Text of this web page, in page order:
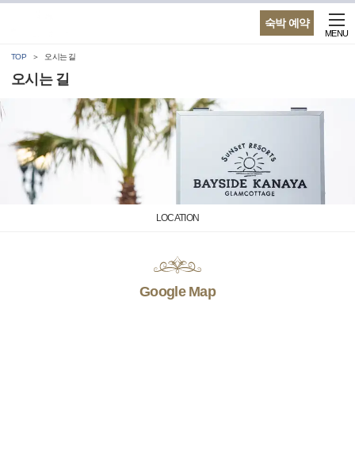
숙박 예약
MENU
TOP 오시는 길
오시는 길
LOCATION
Google Map